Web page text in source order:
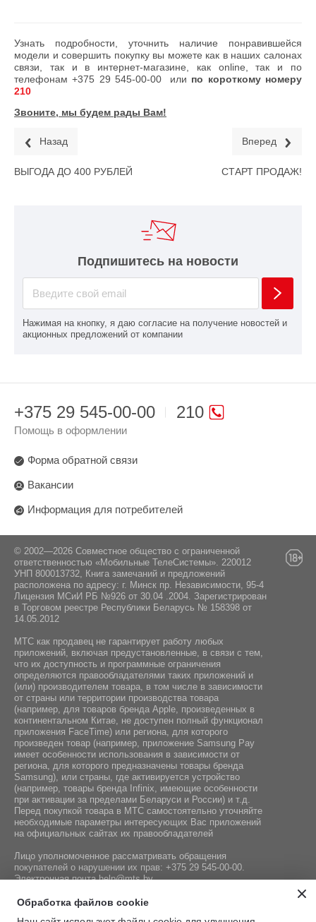
Узнать подробности, уточнить наличие понравившейся
модели и совершить покупку вы можете как в наших салонах
связи, так и в интернет-магазине, как online, так и по
телефонам+375 29 545-00-00 или по короткому номеру
210
Звоните, мы будем рады Вам!
Назад
ВЫГОДА ДО 400 РУБЛЕЙ
Вперед
СТАРТ ПРОДАЖ!
Подпишитесь на новости
Нажимая на кнопку, я даю согласие на получение новостей и
акционных предложений от компании
210
+375 29 545-00-00
Помощь в оформлении
Форма обратной связи
Вакансии
Информация для потребителей
© 2002—2026 Совместное общество с ограниченной
ответственностью «Мобильные ТелеСистемы». 220012
УНП 800013732, Книга замечаний и предложений
расположена по адресу: г. Минск пр. Независимости, 95-4
Лицензия МСиИ РБ №926 от 30.04 .2004. Зарегистрирован
в Торговом реестре Республики Беларусь № 158398 от
14.05.2012
МТС как продавец не гарантирует работу любых
приложений, включая предустановленные, в связи с тем,
что их доступность и программные ограничения
определяются правообладателями таких приложений и
(или) производителем товара, в том числе в зависимости
от страны или территории производства товара
(например, для товаров бренда Apple, произведенных в
континентальном Китае, не доступен полный функционал
приложения FaceTime) или региона, для которого
произведен товар (например, приложение Samsung Pay
имеет особенности использования в зависимости от
региона, для которого предназначены товары бренда
Samsung), или страны, где активируется устройство
(например, товары бренда Infiniх, имеющие особенности
при активации за пределами Беларуси и России) и т.д.
Перед покупкой товара в МТС самостоятельно уточняйте
необходимые параметры интересующих Вас приложений
на официальных сайтах их правообладателей
Лицо уполномоченное рассматривать обращения
покупателей о нарушении их прав: +375 29 545-00-00.
Электронная почтаhelp@mts.by
Номер телефона работников местных исполнительных и
Обработка файлов cookie